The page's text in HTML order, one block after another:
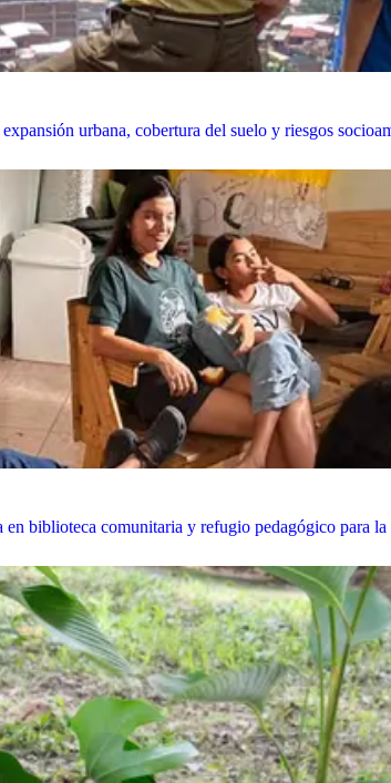
urbana, cobertura del suelo y riesgos
biblioteca comunitaria y refugio pedagógico para